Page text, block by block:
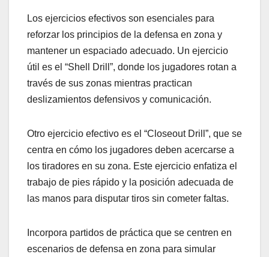
Los ejercicios efectivos son esenciales para
reforzar los principios de la defensa en zona y
mantener un espaciado adecuado. Un ejercicio
útil es el “Shell Drill”, donde los jugadores rotan a
través de sus zonas mientras practican
deslizamientos defensivos y comunicación.
Otro ejercicio efectivo es el “Closeout Drill”, que se
centra en cómo los jugadores deben acercarse a
los tiradores en su zona. Este ejercicio enfatiza el
trabajo de pies rápido y la posición adecuada de
las manos para disputar tiros sin cometer faltas.
Incorpora partidos de práctica que se centren en
escenarios de defensa en zona para simular